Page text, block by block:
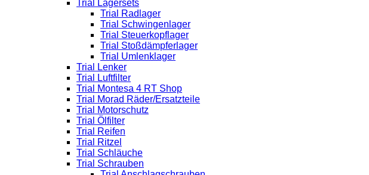
Trial Lagersets
Trial Radlager
Trial Schwingenlager
Trial Steuerkopflager
Trial Stoßdämpferlager
Trial Umlenklager
Trial Lenker
Trial Luftfilter
Trial Montesa 4 RT Shop
Trial Morad Räder/Ersatzteile
Trial Motorschutz
Trial Ölfilter
Trial Reifen
Trial Ritzel
Trial Schläuche
Trial Schrauben